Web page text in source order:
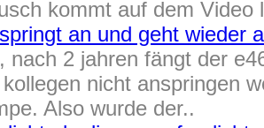
kommt auf dem
an und geht wieder
nach 2 jahren fängt der
nicht anspringen
Also wurde der..